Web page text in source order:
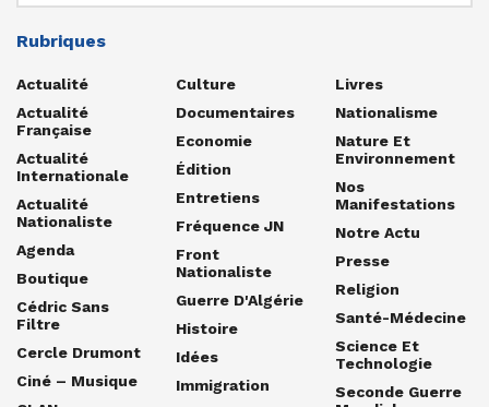
Rubriques
Actualité
Actualité
Française
Actualité
Internationale
Actualité
Nationaliste
Agenda
Boutique
Cédric Sans
Filtre
Cercle Drumont
Ciné – Musique
Culture
Documentaires
Economie
Édition
Entretiens
Fréquence JN
Front
Nationaliste
Guerre D'Algérie
Histoire
Idées
Immigration
Livres
Nationalisme
Nature Et
Environnement
Nos
Manifestations
Notre Actu
Presse
Religion
Santé-Médecine
Science Et
Technologie
Seconde Guerre